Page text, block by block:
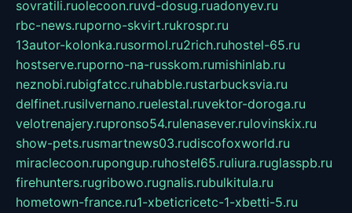
sovratili.ruolecoon.ruvd-dosug.ruadonyev.ru
rbc-news.ruporno-skvirt.rukrospr.ru
13autor-kolonka.rusormol.ru2rich.ruhostel-65.ru
hostserve.ruporno-na-russkom.rumishinlab.ru
neznobi.rubigfatcc.ruhabble.rustarbucksvia.ru
delfinet.rusilvernano.ruelestal.ruvektor-doroga.ru
velotrenajery.rupronso54.rulenasever.rulovinskix.ru
show-pets.rusmartnews03.rudiscofoxworld.ru
miraclecoon.rupongup.ruhostel65.ruliura.ruglasspb.ru
firehunters.rugribowo.rugnalis.rubulkitula.ru
hometown-france.ru1-xbeticricetc-1-xbetti-5.ru